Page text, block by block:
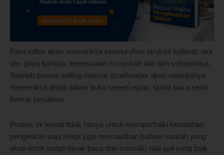
Para editor akan memeriksa keseluruhan struktur kalimat, alur
ide, gaya bahasa, kesesuaian isi naskah dan lain sebagainya.
Setelah proses editing selesai, proofreader akan selanjutnya
memeriksa detail dalam buku seperti ejaan, tanda baca serta
format penulisan.
Proses ini terjadi tidak hanya untuk memperbaiki kesalahan
pengetikan saja tetapi juga memastikan bahwa naskah yang
akan terbit sudah layak baca dan memiliki nilai jual yang baik.